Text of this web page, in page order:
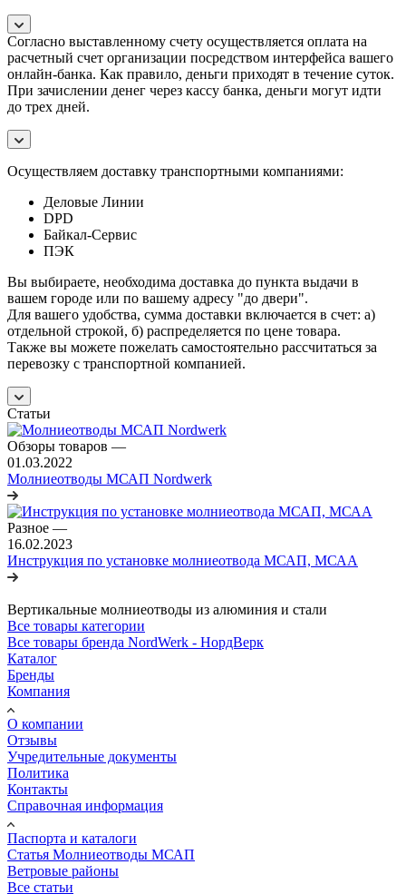
Согласно выставленному счету осуществляется оплата на
расчетный счет организации посредством интерфейса вашего
онлайн-банка. Как правило, деньги приходят в течение суток.
При зачислении денег через кассу банка, деньги могут идти
до трех дней.
Осуществляем доставку транспортными компаниями:
Деловые Линии
DPD
Байкал-Сервис
ПЭК
Вы выбираете, необходима доставка до пункта выдачи в
вашем городе или по вашему адресу "до двери".
Для вашего удобства, сумма доставки включается в счет: а)
отдельной строкой, б) распределяется по цене товара.
Также вы можете пожелать самостоятельно рассчитаться за
перевозку с транспортной компанией.
Статьи
Обзоры товаров —
01.03.2022
Молниеотводы МСАП Nordwerk
Разное —
16.02.2023
Инструкция по установке молниеотвода МСАП, МСАА
Вертикальные молниеотводы из алюминия и стали
Все товары категории
Все товары бренда NordWerk - НордВерк
Каталог
Бренды
Компания
О компании
Отзывы
Учредительные документы
Политика
Контакты
Справочная информация
Паспорта и каталоги
Статья Молниеотводы МСАП
Ветровые районы
Все статьи